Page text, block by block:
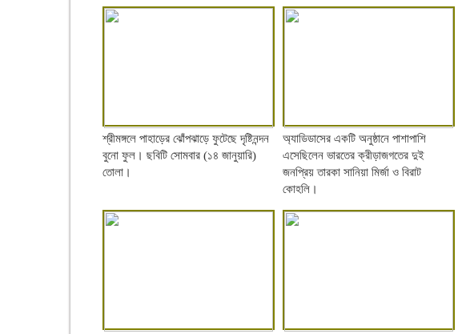
শ্রীমঙ্গলে পাহাড়ের ঝোঁপঝাড়ে ফুটেছে দৃষ্টিনন্দন
বুনো ফুল। ছবিটি সোমবার (১৪ জানুয়ারি)
তোলা।
অ্যাডিডাসের একটি অনুষ্ঠানে পাশাপাশি
এসেছিলেন ভারতের ক্রীড়াজগতের দুই
জনপ্রিয় তারকা সানিয়া মির্জা ও বিরাট
কোহলি।